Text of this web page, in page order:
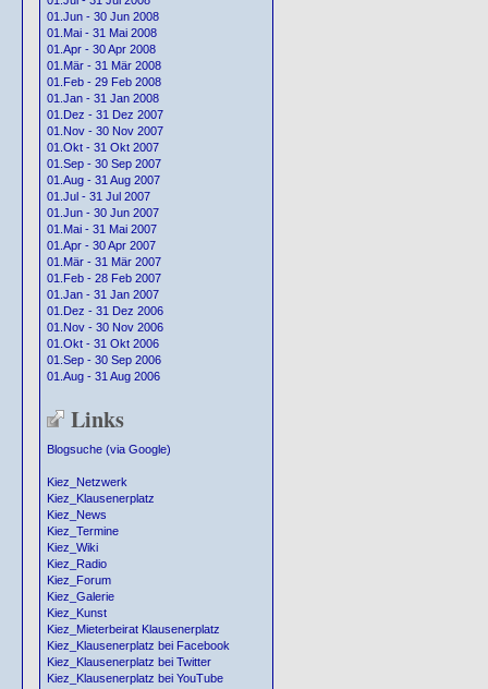
01.Jun - 30 Jun 2008
01.Mai - 31 Mai 2008
01.Apr - 30 Apr 2008
01.Mär - 31 Mär 2008
01.Feb - 29 Feb 2008
01.Jan - 31 Jan 2008
01.Dez - 31 Dez 2007
01.Nov - 30 Nov 2007
01.Okt - 31 Okt 2007
01.Sep - 30 Sep 2007
01.Aug - 31 Aug 2007
01.Jul - 31 Jul 2007
01.Jun - 30 Jun 2007
01.Mai - 31 Mai 2007
01.Apr - 30 Apr 2007
01.Mär - 31 Mär 2007
01.Feb - 28 Feb 2007
01.Jan - 31 Jan 2007
01.Dez - 31 Dez 2006
01.Nov - 30 Nov 2006
01.Okt - 31 Okt 2006
01.Sep - 30 Sep 2006
01.Aug - 31 Aug 2006
Links
Blogsuche (via Google)
Kiez_Netzwerk
Kiez_Klausenerplatz
Kiez_News
Kiez_Termine
Kiez_Wiki
Kiez_Radio
Kiez_Forum
Kiez_Galerie
Kiez_Kunst
Kiez_Mieterbeirat Klausenerplatz
Kiez_Klausenerplatz bei Facebook
Kiez_Klausenerplatz bei Twitter
Kiez_Klausenerplatz bei YouTube